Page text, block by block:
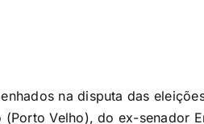
na disputa das
Velho), do ex-senador